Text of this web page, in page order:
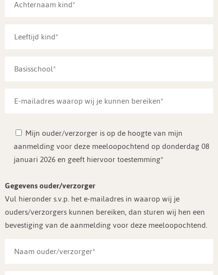
Mijn ouder/verzorger is op de hoogte van mijn
aanmelding voor deze meeloopochtend op donderdag 08
januari 2026 en geeft hiervoor toestemming*
Gegevens ouder/verzorger
Vul hieronder s.v.p. het e-mailadres in waarop wij je
ouders/verzorgers kunnen bereiken, dan sturen wij hen een
bevestiging van de aanmelding voor deze meeloopochtend.